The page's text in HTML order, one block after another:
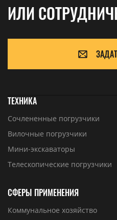
ИЛИ
ТЕХНИКА
Сочлененные погрузчики
Вилочные погрузчики
Мини-экскаваторы
Телескопические погрузчики
СФЕРЫ ПРИМЕНЕНИЯ
Коммунальное хозяйство